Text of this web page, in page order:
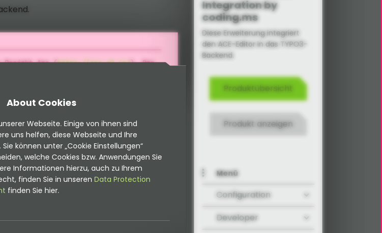
Projekt Ace (https://ace.c9.io/). Der
Code-Editor.
der Filelist
- kontaktiere uns gern!
Integration by
coding.ms
Diese Erweiterung integriert
den ACE-Editor in das TYPO3-
Backend.
Produktübersicht
Produkt anzeigen
Menü
Configuration
Developer
About Cookies
Webseite. Einige von ihnen sind
uns helfen, diese Webseite und Ihre
können unter „Cookie Einstellungen“
welche Cookies bzw. Anwendungen Sie
Informationen hierzu, auch zu Ihrem
finden Sie in unseren Data Protection
finden Sie hier.